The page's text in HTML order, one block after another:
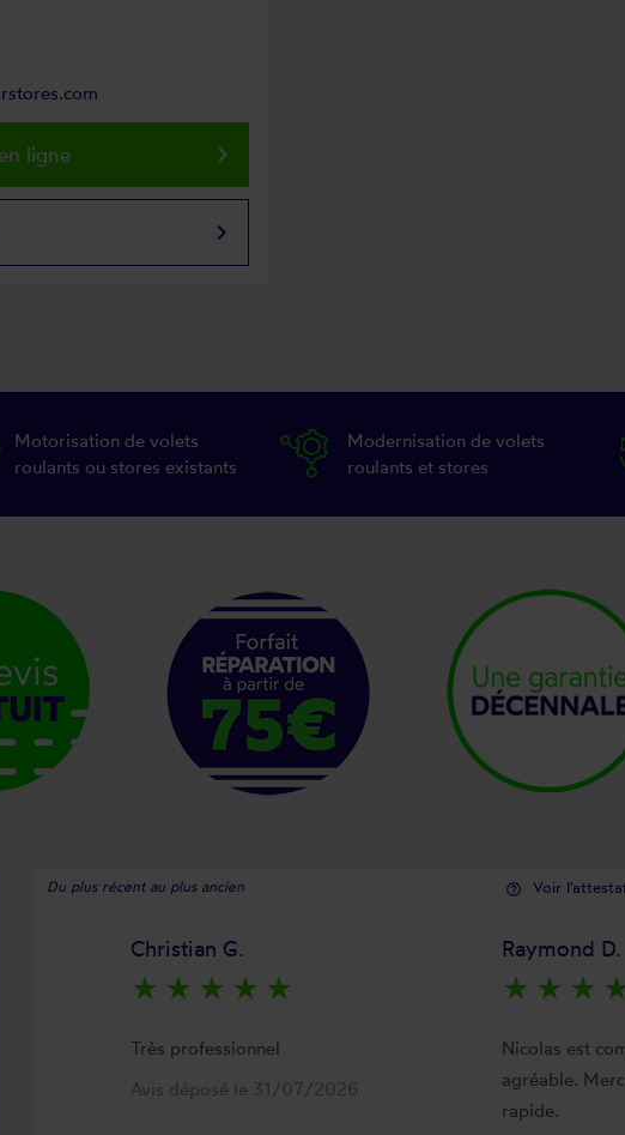
ligne keyboard_arrow_right
keyboard_arrow_right
Motorisation de volets
roulants ou stores existants
Modernisation de volets
roulants et stores
Du plus récent au plus ancien help_outline Voir
Christian G.
star_rate star_rate star_rate star_rate star_rate
Très professionnel
Avis déposé le 31/07/2026
Raymond D.
star_rate star_rate star_rate
Nicolas est
agréable.
rapide.